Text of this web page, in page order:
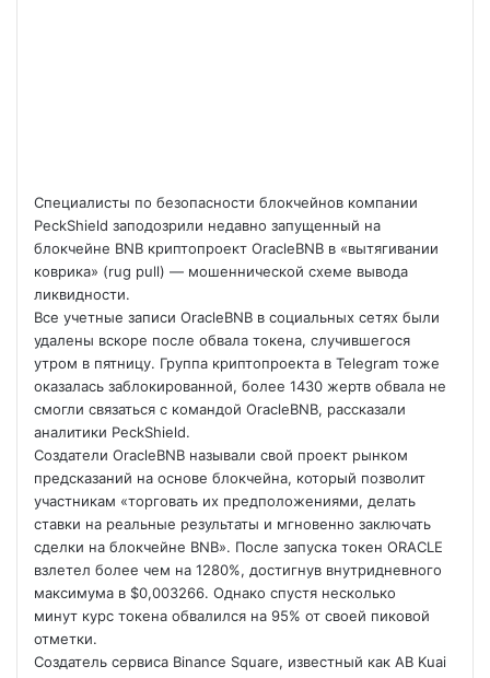
Специалисты по безопасности блокчейнов компании
PeckShield заподозрили недавно запущенный на
блокчейне BNB криптопроект OracleBNB в «вытягивании
коврика» (rug pull) — мошеннической схеме вывода
ликвидности.
Все учетные записи OracleBNB в социальных сетях были
удалены вскоре после обвала токена, случившегося
утром в пятницу. Группа криптопроекта в Telegram тоже
оказалась заблокированной, более 1430 жертв обвала не
смогли связаться с командой OracleBNB, рассказали
аналитики PeckShield.
Создатели OracleBNB называли свой проект рынком
предсказаний на основе блокчейна, который позволит
участникам «торговать их предположениями, делать
ставки на реальные результаты и мгновенно заключать
сделки на блокчейне BNB». После запуска токен ORACLE
взлетел более чем на 1280%, достигнув внутридневного
максимума в $0,003266. Однако спустя несколько
минут курс токена обвалился на 95% от своей пиковой
отметки.
Создатель сервиса Binance Square, известный как AB Kuai